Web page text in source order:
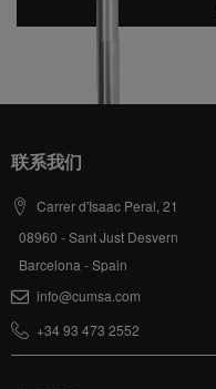
联系我们
Carrer d'Isaac Peral, 21
08960 - Sant Just Desvern
Barcelona - Spain
info@cumsa.com
+34 93 473 2552